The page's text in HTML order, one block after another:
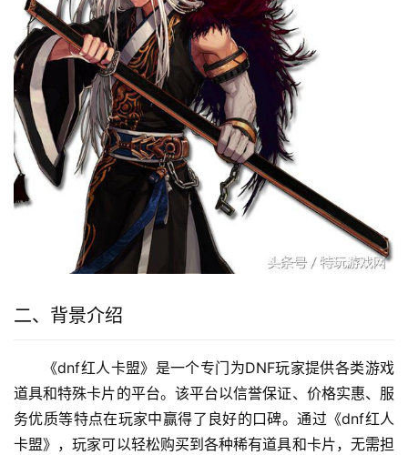
二、背景介绍
《dnf红人卡盟》是一个专门为DNF玩家提供各类游戏
道具和特殊卡片的平台。该平台以信誉保证、价格实惠、服
务优质等特点在玩家中赢得了良好的口碑。通过《dnf红人
卡盟》，玩家可以轻松购买到各种稀有道具和卡片，无需担